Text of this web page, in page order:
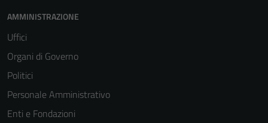
AMMINISTRAZIONE
Uffici
Organi di Governo
Politici
Personale Amministrativo
Enti e Fondazioni